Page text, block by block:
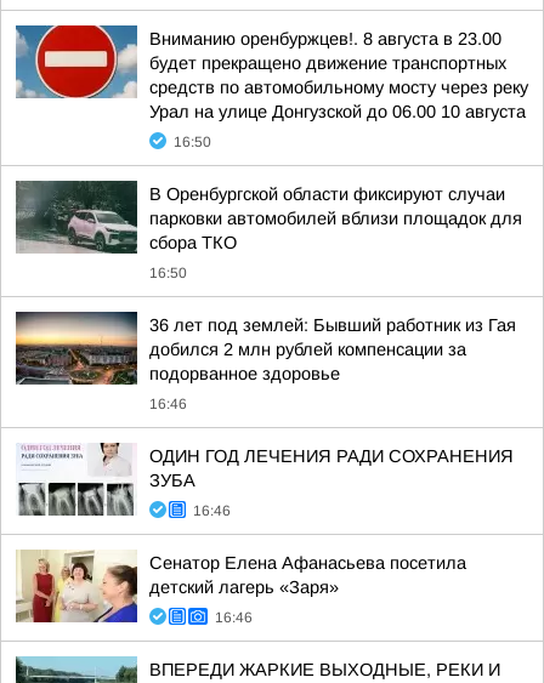
Вниманию оренбуржцев!. 8 августа в 23.00
будет прекращено движение транспортных
средств по автомобильному мосту через реку
Урал на улице Донгузской до 06.00 10 августа
16:50
В Оренбургской области фиксируют случаи
парковки автомобилей вблизи площадок для
сбора ТКО
16:50
36 лет под землей: Бывший работник из Гая
добился 2 млн рублей компенсации за
подорванное здоровье
16:46
ОДИН ГОД ЛЕЧЕНИЯ РАДИ СОХРАНЕНИЯ
ЗУБА
16:46
Сенатор Елена Афанасьева посетила
детский лагерь «Заря»
16:46
ВПЕРЕДИ ЖАРКИЕ ВЫХОДНЫЕ, РЕКИ И